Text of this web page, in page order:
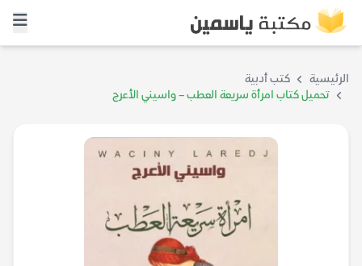
الرئيسية
كتب أدبية
تحميل كتاب امرأة سريعة العطب – واسيني الأعرج